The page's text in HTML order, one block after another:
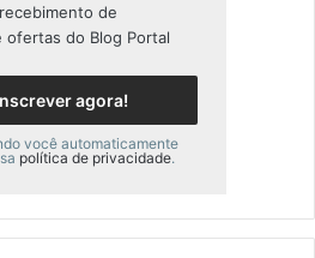
de
ofertas do Blog Portal
você automaticamente
política de privacidade.